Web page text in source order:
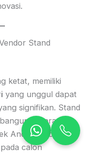
Stand
ketat, memiliki
yang unggul dapat
signifikan. Stand
secara
Anda menonjol,
calon